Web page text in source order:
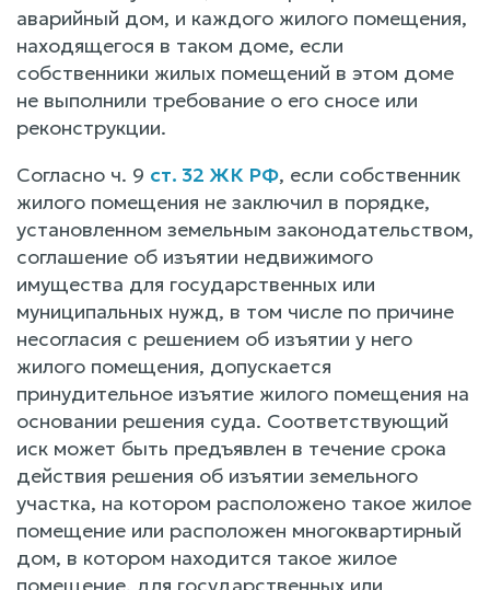
аварийный дом, и каждого жилого помещения,
находящегося в таком доме, если
собственники жилых помещений в этом доме
не выполнили требование о его сносе или
реконструкции.
Согласно ч. 9 ст. 32 ЖК РФ, если собственник
жилого помещения не заключил в порядке,
установленном земельным законодательством,
соглашение об изъятии недвижимого
имущества для государственных или
муниципальных нужд, в том числе по причине
несогласия с решением об изъятии у него
жилого помещения, допускается
принудительное изъятие жилого помещения на
основании решения суда. Соответствующий
иск может быть предъявлен в течение срока
действия решения об изъятии земельного
участка, на котором расположено такое жилое
помещение или расположен многоквартирный
дом, в котором находится такое жилое
помещение, для государственных или